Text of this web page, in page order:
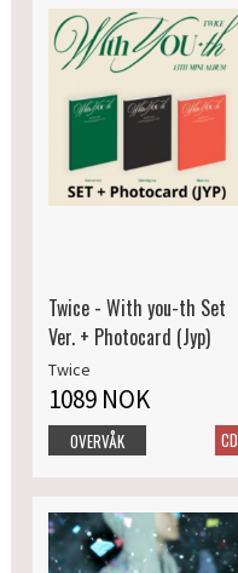
Twice - With you-th Set
Ver. + Photocard (Jyp)
Twice
1089 NOK
CD
OVERVÅK